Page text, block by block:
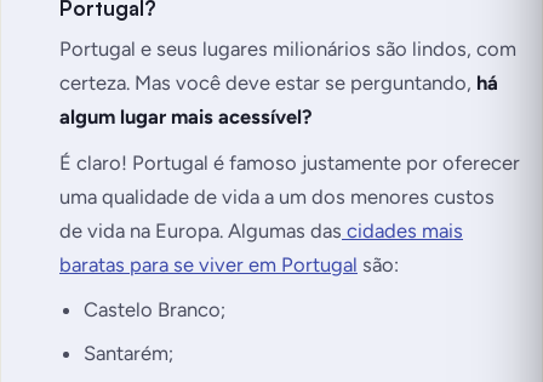
Portugal?
Portugal e seus lugares milionários são lindos, com
certeza. Mas você deve estar se perguntando, há
algum lugar mais acessível?
É claro! Portugal é famoso justamente por oferecer
uma qualidade de vida a um dos menores custos
de vida na Europa. Algumas das cidades mais
baratas para se viver em Portugal são:
Castelo Branco;
Santarém;